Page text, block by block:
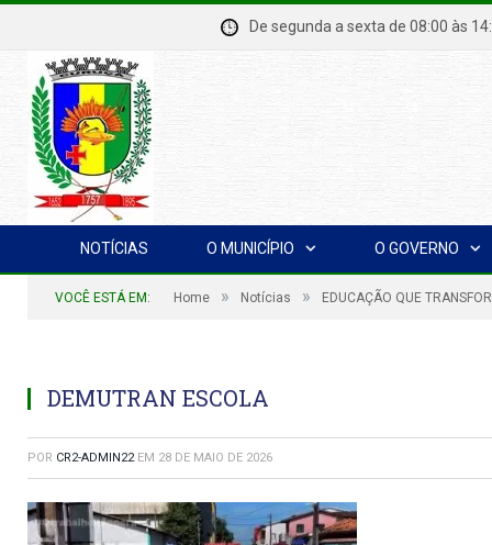
De segunda a sexta de 08:00
NOTÍCIAS O MUNICÍPIO O GOVERNO
VOCÊ ESTÁ EM: Home » Notícias » EDUCAÇÃO QUE
DEMUTRAN ESCOLA
POR CR2-ADMIN22 EM 28 DE MAIO DE 2026